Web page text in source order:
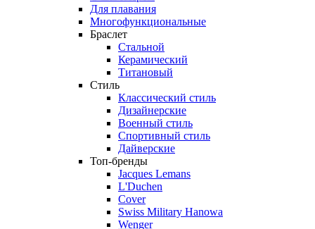
Для плавания
Многофункциональные
Браслет
Стальной
Керамический
Титановый
Стиль
Классический стиль
Дизайнерские
Военный стиль
Спортивный стиль
Дайверские
Топ-бренды
Jacques Lemans
L'Duchen
Cover
Swiss Military Hanowa
Wenger